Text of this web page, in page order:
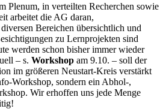
Plenum, in verteilten Recherchen sowie
arbeitet die AG daran,
Bereichen übersichtlich und
zu Lernprojekten sind
werden schon bisher immer wieder
– s. Workshop am 9.10. – soll der
im größeren Neustart-Kreis verstärkt
Workshop, sondern ein Abhol-,
Wir erhoffen uns jede Menge